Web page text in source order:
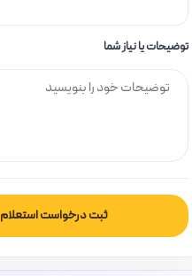
توضیحات یا نیاز شما
ثبت درخواست استعلام